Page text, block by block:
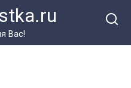
Вас!